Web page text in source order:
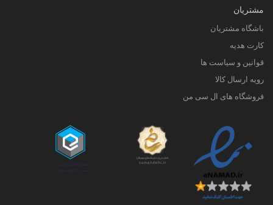
مشتریان
باشگاه مشتریان
کارت هدیه
قوانین و سیاست ها
رویه ارسال کالا
فروشگاه های ال سی من